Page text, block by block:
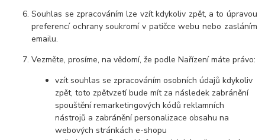
Souhlas se zpracováním lze vzít kdykoliv zpět, a to úpravou
preferencí ochrany soukromí v patičce webu nebo zasláním
emailu.
Vezměte, prosíme, na vědomí, že podle Nařízení máte právo:
vzít souhlas se zpracováním osobních údajů kdykoliv
zpět, toto zpětvzetí bude mít za následek zabránění
spouštění remarketingových kódů reklamních
nástrojů a zabránění personalizace obsahu na
webových stránkách e-shopu